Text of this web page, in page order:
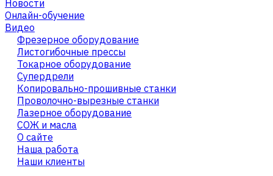
Новости
Онлайн-обучение
Видео
Фрезерное оборудование
Листогибочные прессы
Токарное оборудование
Cупердрели
Копировально-прошивные станки
Проволочно-вырезные станки
Лазерное оборудование
СОЖ и масла
О сайте
Наша работа
Наши клиенты